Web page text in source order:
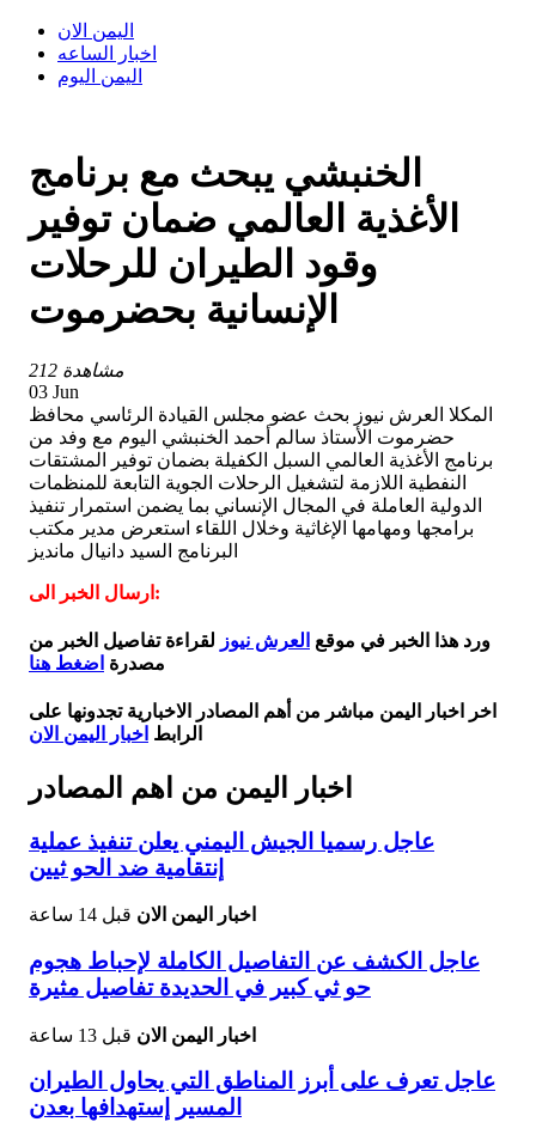
اليمن الان
اخبار الساعه
اليمن اليوم
الخنبشي يبحث مع برنامج
الأغذية العالمي ضمان توفير
وقود الطيران للرحلات
الإنسانية بحضرموت
212 مشاهدة
03 Jun
المكلا العرش نيوز بحث عضو مجلس القيادة الرئاسي محافظ
حضرموت الأستاذ سالم أحمد الخنبشي اليوم مع وفد من
برنامج الأغذية العالمي السبل الكفيلة بضمان توفير المشتقات
النفطية اللازمة لتشغيل الرحلات الجوية التابعة للمنظمات
الدولية العاملة في المجال الإنساني بما يضمن استمرار تنفيذ
برامجها ومهامها الإغاثية وخلال اللقاء استعرض مدير مكتب
البرنامج السيد دانيال مانديز
ارسال الخبر الى:
ورد هذا الخبر في موقع العرش نيوز لقراءة تفاصيل الخبر من
مصدرة اضغط هنا
اخر اخبار اليمن مباشر من أهم المصادر الاخبارية تجدونها على
الرابط اخبار اليمن الان
اخبار اليمن من اهم المصادر
عاجل رسميا الجيش اليمني يعلن تنفيذ عملية
إنتقامية ضد الحو ثيين
اخبار اليمن الان قبل 14 ساعة
عاجل الكشف عن التفاصيل الكاملة لإحباط هجوم
حو ثي كبير في الحديدة تفاصيل مثيرة
اخبار اليمن الان قبل 13 ساعة
عاجل تعرف على أبرز المناطق التي يحاول الطيران
المسير إستهدافها بعدن